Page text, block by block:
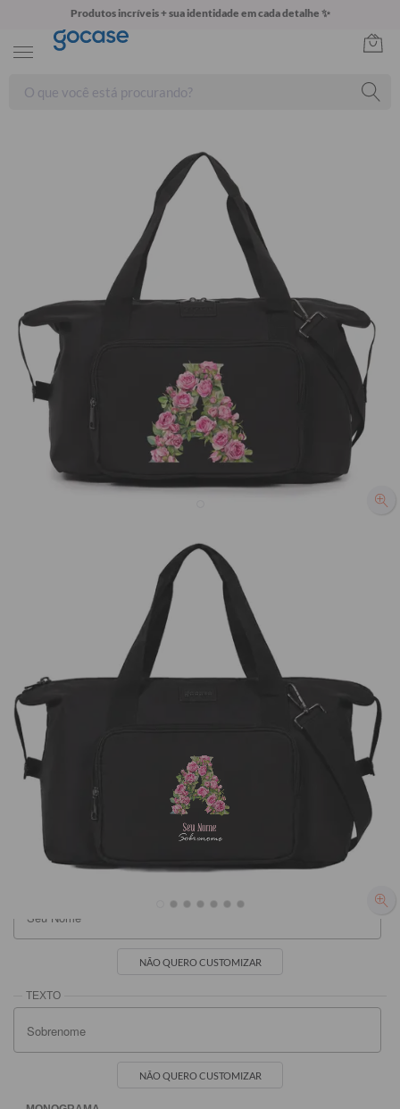
Produtos incríveis + sua identidade em cada detalhe ✨
Seu Nome
Sobrenome
Bolsa Moove - Monograma Floral
19% OFF
3x de R$73,30 sem juros
Bolsa Moove a partir de R$199,90!
R$219,90
Off White
R$219,90
NÃO QUERO CUSTOMIZAR
NÃO QUERO CUSTOMIZAR